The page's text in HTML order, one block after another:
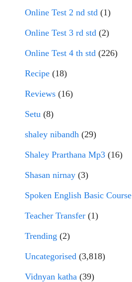
Online Test 2 nd std (1)
Online Test 3 rd std (2)
Online Test 4 th std (226)
Recipe (18)
Reviews (16)
Setu (8)
shaley nibandh (29)
Shaley Prarthana Mp3 (16)
Shasan nirnay (3)
Spoken English Basic Course
Teacher Transfer (1)
Trending (2)
Uncategorised (3,818)
Vidnyan katha (39)